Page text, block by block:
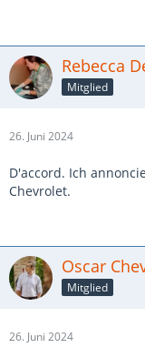
Rebecca
Mitglied
26. Juni 2024
D'accord. Ich
Chevrolet.
Oscar
Mitglied
26. Juni 2024